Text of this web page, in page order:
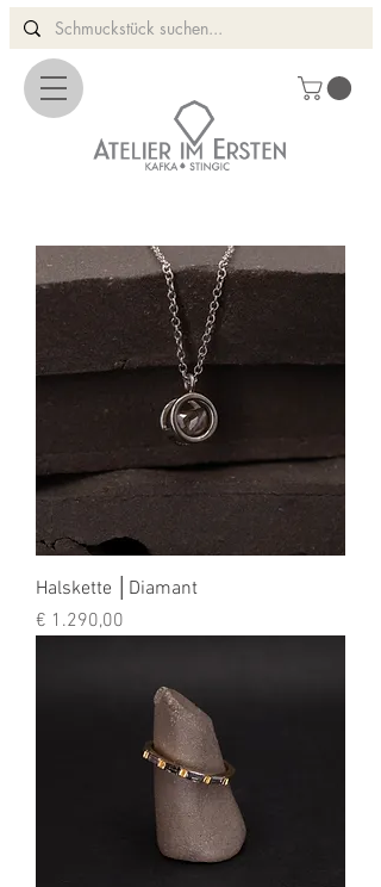
Halskette │Diamant
Preis
€ 1.290,00